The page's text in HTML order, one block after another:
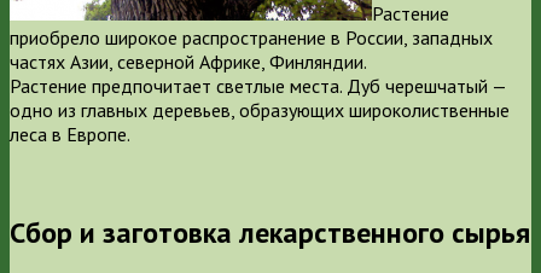
Растение
приобрело широкое распространение в России, западных
частях Азии, северной Африке, Финляндии.
Растение предпочитает светлые места. Дуб черешчатый —
одно из главных деревьев, образующих широколиственные
леса в Европе.
Сбор и заготовка лекарственного сырья